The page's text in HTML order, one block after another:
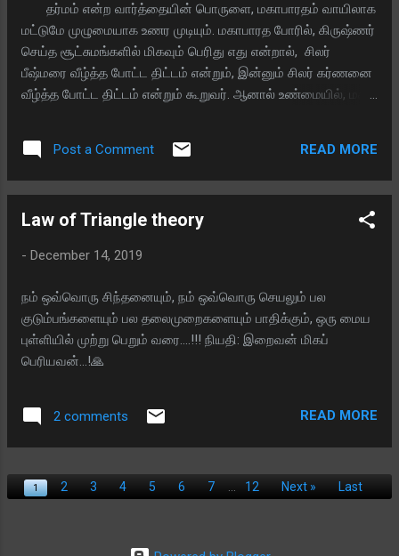
சாப்பிட்டு செல்லுங்கள்" என்றார். அதற்கு அவர்களோ,
"பரவாயில்லை அரசரே, நாங்கள் வருகிறோம்" என்று கூறி
அங்கிருந்து சென்றனர். செல்லும் வழ...
தர்மம் என்ற வார்த்தையின் பொருளை, மகாபாரதம் வாயிலாக
மட்டுமே முழுமையாக உணர முடியும். மகாபாரத போரில், கிருஷ்ணர்
செய்த சூட்சுமங்களில் மிகவும் பெரிது எது என்றால், சிலர்
பீஷ்மரை வீழ்த்த போட்ட திட்டம் என்றும், இன்னும் சிலர் கர்ணனை
வீழ்த்த போட்ட திட்டம் என்றும் கூறுவர். ஆனால் உண்மையில், மகா
விதுரர் எங்கே போரிட்டார்? அவரை எப்படி கிருஷ்ணர்
வீழ்த்தினார்? என நினைக்கிறீர்களா?? சொல்கிறேன். பீஷ்மரோ,
துரோனாச்சாரியரோ, கர்ணனோ, ஏதோ ஒரு இடத்தில் அதர்மம்
அதர்மத்தின் பலனையே, கிருஷ்ணர் தன் பலமாக மாற்றினார்.
மேடையில், கௌரவர்களுக்கு எதிராகவும், குலமகள்,
மட்டுமே. அன்று அவர் செய்த இந்த தர்மத்தால், அவர்
மகாபாரத போரில் இறக்க கூடாது என்று நிர்ணயம் செய்ய பட்டு
விட்டது. விதுரரோ தன் அண்ணணுக்கா...
Post a Comment READ MORE
Law of Triangle theory
- December 14, 2019
நம் ஒவ்வொரு சிந்தனையும், நம் ஒவ்வொரு செயலும் பல
குடும்பங்களையும் பல தலைமுறைகளையும் பாதிக்கும், ஒரு மைய
புள்ளியில் முற்று பெறும் வரை....!!! நியதி: இறைவன் மிகப்
பெரியவன்...!🙏
2 comments READ MORE
1 2 3 4 5 6 7 12 Next » Last